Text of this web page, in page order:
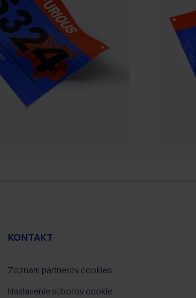
KONTAKT
Zoznam partnerov cookies
Nastavenie súborov cookie